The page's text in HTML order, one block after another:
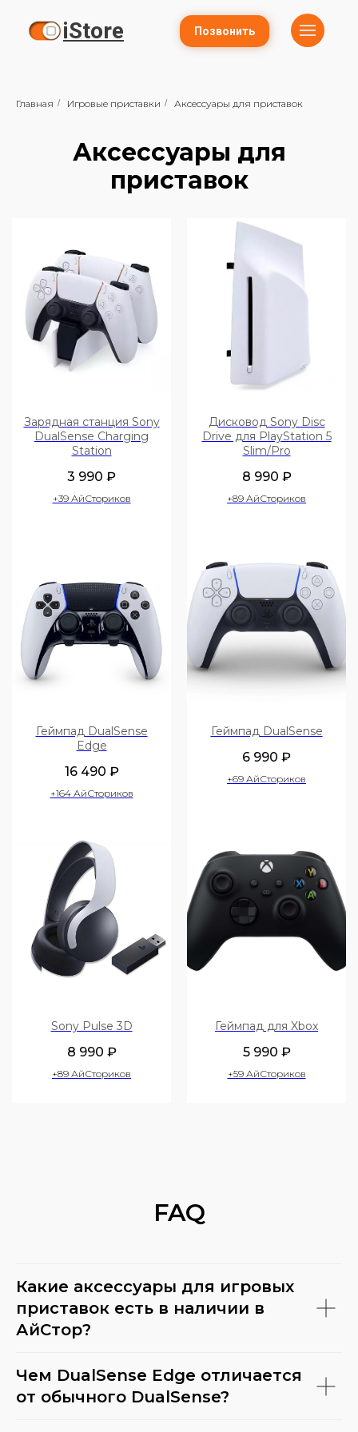
iStore Позвонить
Главная / Игровые приставки / Аксессуары для приставок
Аксессуары для
приставок
Зарядная станция Sony
DualSense Charging
Station
3 990 ₽
+39 АйСториков
Дисковод Sony Disc
Drive для PlayStation 5
Slim/Pro
8 990 ₽
+89 АйСториков
Геймпад DualSense
Edge
16 490 ₽
+164 АйСториков
Геймпад DualSense
6 990 ₽
+69 АйСториков
Sony Pulse 3D
8 990 ₽
+89 АйСториков
Геймпад для Xbox
5 990 ₽
+59 АйСториков
FAQ
Какие аксессуары для игровых
приставок есть в наличии в
АйСтор?
Чем DualSense Edge отличается
от обычного DualSense?